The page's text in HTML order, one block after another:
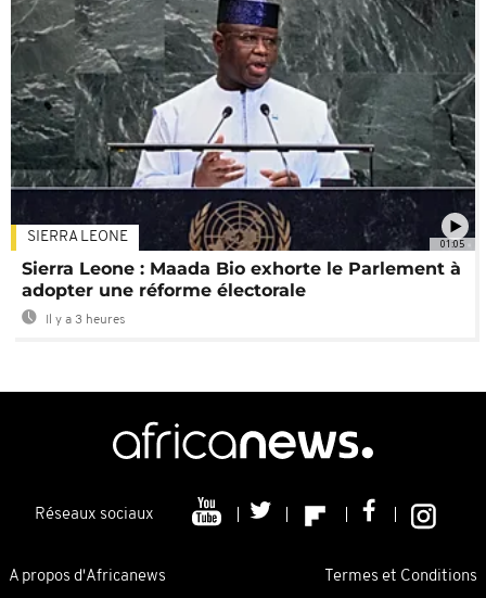
01:05
SIERRA LEONE
Sierra Leone : Maada Bio exhorte le Parlement à
adopter une réforme électorale
Il y a 3 heures
Réseaux sociaux
A propos d'Africanews Termes et Conditions